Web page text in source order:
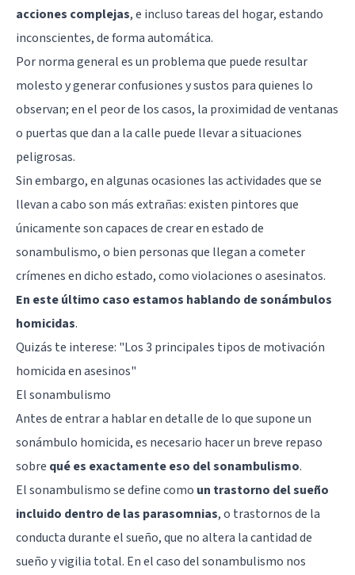
acciones complejas, e incluso tareas del hogar, estando
inconscientes, de forma automática.
Por norma general es un problema que puede resultar
molesto y generar confusiones y sustos para quienes lo
observan; en el peor de los casos, la proximidad de ventanas
o puertas que dan a la calle puede llevar a situaciones
peligrosas.
Sin embargo, en algunas ocasiones las actividades que se
llevan a cabo son más extrañas: existen pintores que
únicamente son capaces de crear en estado de
sonambulismo, o bien personas que llegan a cometer
crímenes en dicho estado, como violaciones o asesinatos.
En este último caso estamos hablando de sonámbulos
homicidas.
Quizás te interese: "Los 3 principales tipos de motivación
homicida en asesinos"
El sonambulismo
Antes de entrar a hablar en detalle de lo que supone un
sonámbulo homicida, es necesario hacer un breve repaso
sobre qué es exactamente eso del sonambulismo.
El sonambulismo se define como un trastorno del sueño
incluido dentro de las parasomnias, o trastornos de la
conducta durante el sueño, que no altera la cantidad de
sueño y vigilia total. En el caso del sonambulismo nos